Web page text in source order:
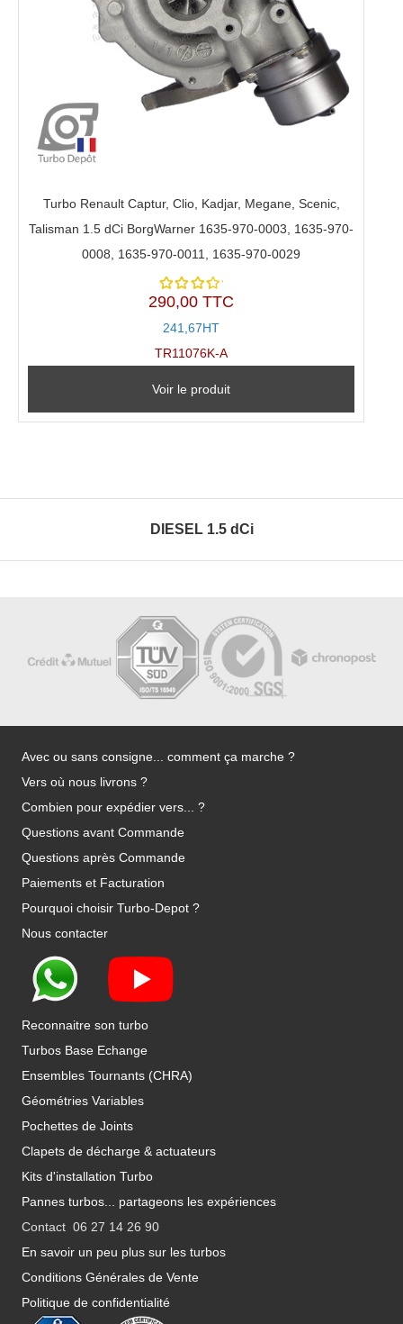
Turbo Renault Captur, Clio, Kadjar, Megane, Scenic,
Talisman 1.5 dCi BorgWarner 1635-970-0003, 1635-970-
0008, 1635-970-0011, 1635-970-0029
Note
sur 5
290,00 TTC
241,67HT
TR11076K-A
Voir le produit
DIESEL 1.5 dCi
Avec ou sans consigne... comment ça marche ?
Vers où nous livrons ?
Combien pour expédier vers... ?
Questions avant Commande
Questions après Commande
Paiements et Facturation
Pourquoi choisir Turbo-Depot ?
Nous contacter
Reconnaitre son turbo
Turbos Base Echange
Ensembles Tournants (CHRA)
Géométries Variables
Pochettes de Joints
Clapets de décharge & actuateurs
Kits d'installation Turbo
Pannes turbos... partageons les expériences
Contact 06 27 14 26 90
En savoir un peu plus sur les turbos
Conditions Générales de Vente
Politique de confidentialité